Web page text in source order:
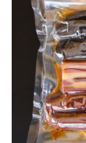
FABES
SIDRA
VINOS